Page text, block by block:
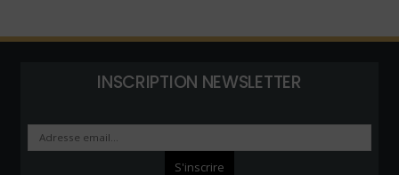
INSCRIPTION NEWSLETTER